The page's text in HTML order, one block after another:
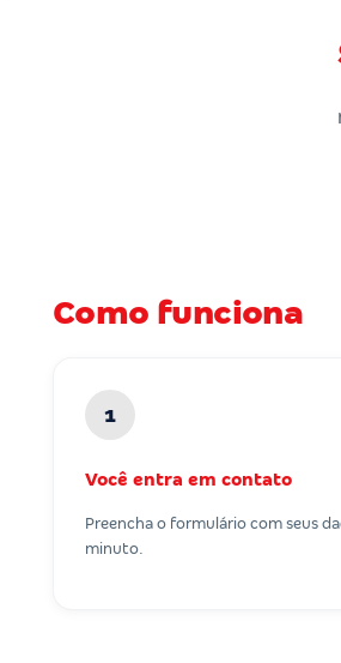
Como funciona
1
Você entra em contato
Preencha o formulário com seus
minuto.